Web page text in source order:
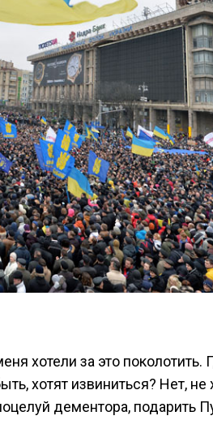
хотели за это поколотить.
хотят извиниться? Нет, не
дементора, подарить